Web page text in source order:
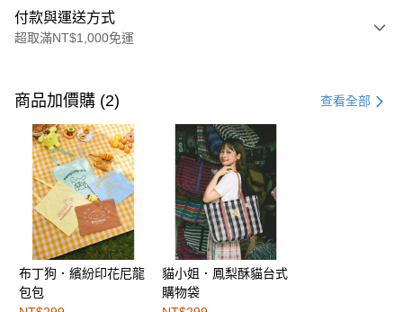
付款與運送方式
超取滿NT$1,000免運
信用卡一次付款
購物金
超商取貨付款
LINE Pay
街口支付
運送方式
全家取貨付款
商品加價購 (2) 查看全部
布丁狗．繽紛印花尼龍
包包
貓小姐．鳳梨酥貓台式
購物袋